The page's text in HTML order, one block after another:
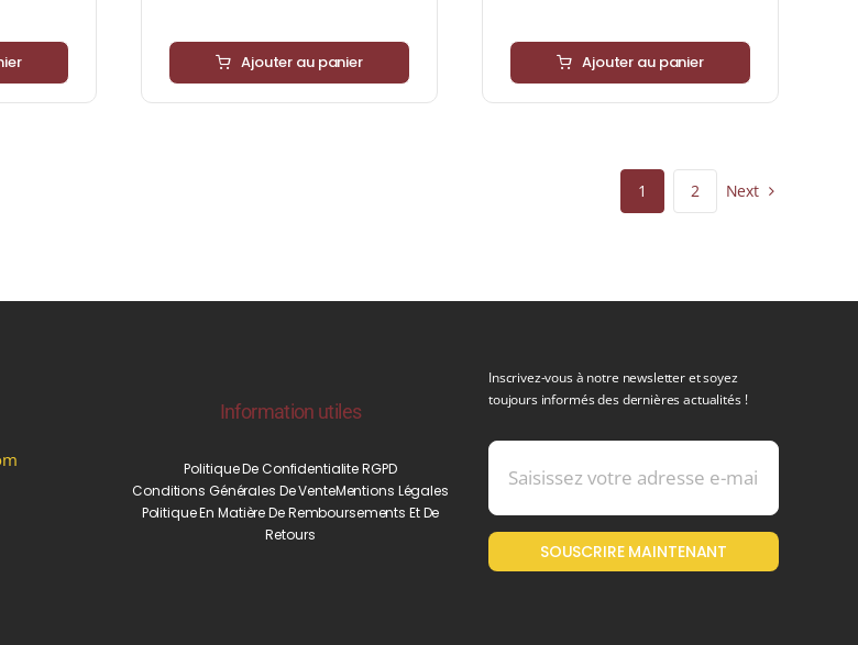
Ajouter au panier Ajouter au panier
1 2 Next
Information utiles
Politique De Confidentialite RGPD
Conditions Générales De VenteMentions Légales
Politique En Matière De Remboursements Et De
Retours
Inscrivez-vous à notre newsletter et soyez
toujours informés des dernières actualités !
SOUSCRIRE MAINTENANT